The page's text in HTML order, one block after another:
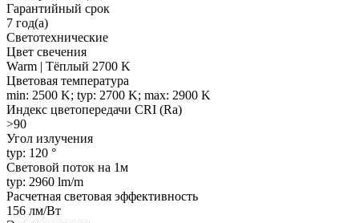
Гарантийный срок
7 год(а)
Светотехнические
Цвет свечения
Warm | Тёплый 2700 K
Цветовая температура
min: 2500 K; typ: 2700 K; max: 2900 K
Индекс цветопередачи CRI (Ra)
>90
Угол излучения
typ: 120 °
Световой поток на 1м
typ: 2960 lm/m
Расчетная световая эффективность
156 лм/Вт